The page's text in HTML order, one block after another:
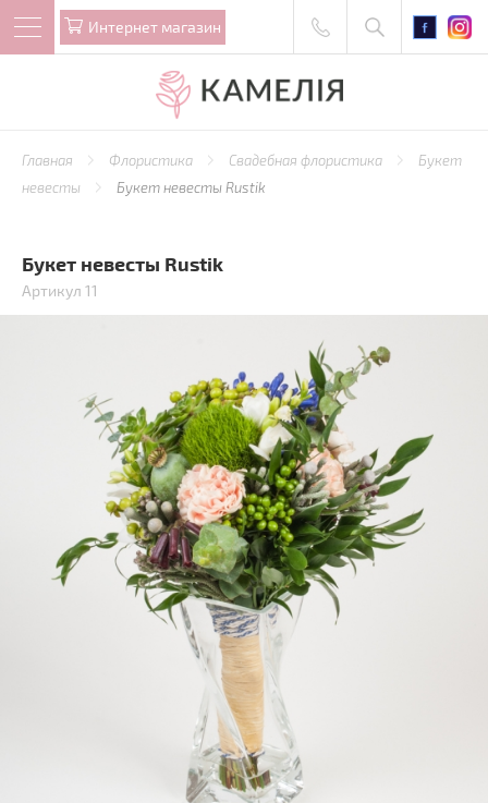
Интернет магазин
Главная Флористика Свадебная флористика
Букет
невесты
Букет невесты Rustik
Букет невесты Rustik
Артикул 11